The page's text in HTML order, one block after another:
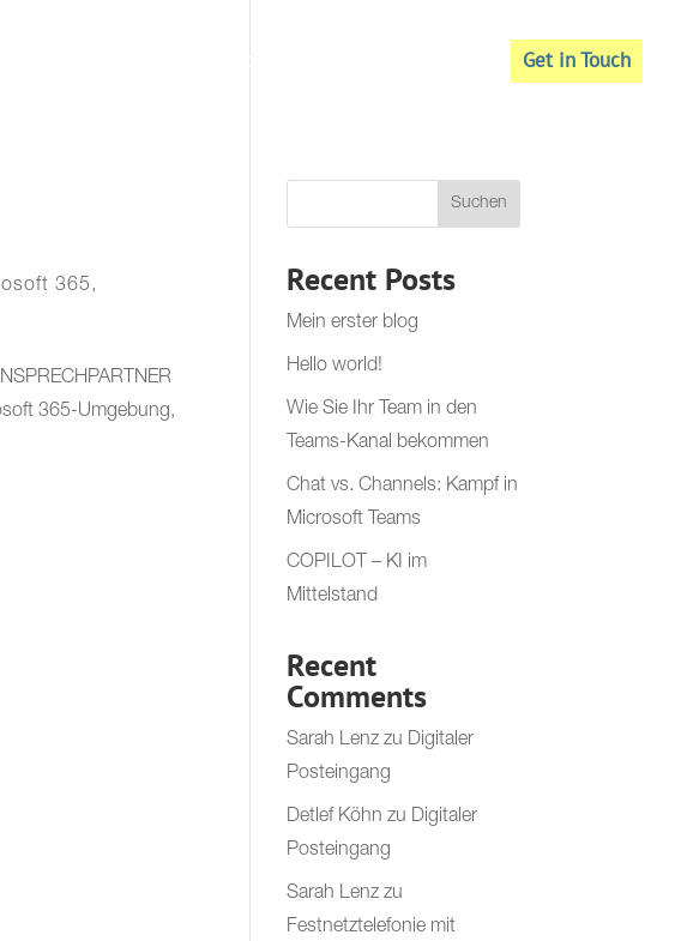
Managed Microsoft 365 Get in Touch
365,
365-Umgebung,
Suchen
Recent Posts
Mein erster blog
Hello world!
Wie Sie Ihr Team in den
Teams-Kanal bekommen
Chat vs. Channels: Kampf in
Microsoft Teams
COPILOT – KI im
Mittelstand
Recent
Comments
Sarah Lenz zu Digitaler
Posteingang
Detlef Köhn zu Digitaler
Posteingang
Sarah Lenz zu
Festnetztelefonie mit